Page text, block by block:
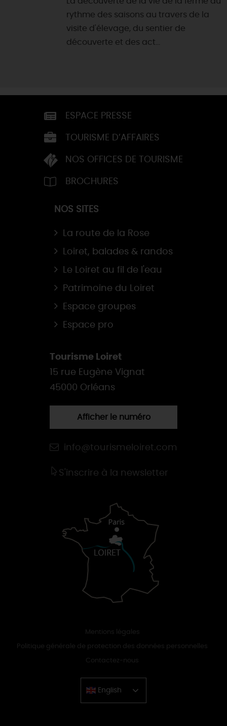
rythme des saisons au travers de la
visite d'élevage, du sentier de
découverte et des act...
ESPACE PRESSE
TOURISME D’AFFAIRES
NOS OFFICES DE TOURISME
BROCHURES
NOS SITES
La route de la Rose
Loiret, balades & randos
Le Loiret au fil de l'eau
Patrimoine du Loiret
Espace groupes
Espace pro
Tourisme Loiret
15 rue Eugène Vignat
45000 Orléans
Afficher le numéro
info@tourismeloiret.com
S'inscrire à la newsletter
Mentions légales
Politique générale de protection des données personnelles
Contactez-nous
English
Chinese